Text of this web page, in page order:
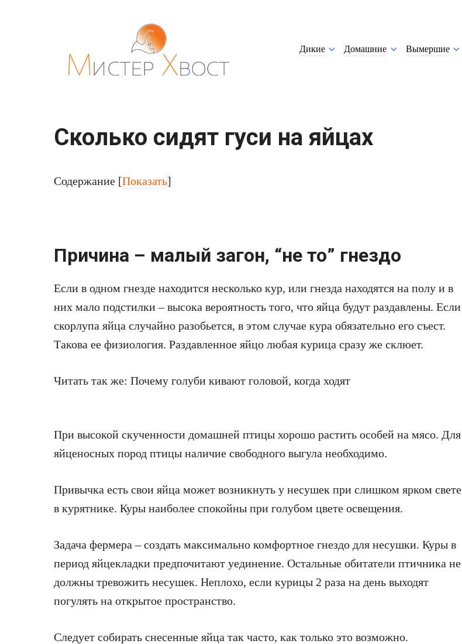
Дикие Домашние Вымершие
Сколько сидят гуси на яйцах
Содержание [Показать]
Причина – малый загон, “не то” гнездо
Если в одном гнезде находится несколько кур, или гнезда находятся на полу и в
них мало подстилки – высока вероятность того, что яйца будут раздавлены. Если
скорлупа яйца случайно разобьется, в этом случае кура обязательно его съест.
Такова ее физиология. Раздавленное яйцо любая курица сразу же склюет.
Читать так же: Почему голуби кивают головой, когда ходят
При высокой скученности домашней птицы хорошо растить особей на мясо. Для
яйценосных пород птицы наличие свободного выгула необходимо.
Привычка есть свои яйца может возникнуть у несушек при слишком ярком свете
в курятнике. Куры наиболее спокойны при голубом цвете освещения.
Задача фермера – создать максимально комфортное гнездо для несушки. Куры в
период яйцекладки предпочитают уединение. Остальные обитатели птичника не
должны тревожить несушек. Неплохо, если курицы 2 раза на день выходят
погулять на открытое пространство.
Следует собирать снесенные яйца так часто, как только это возможно.